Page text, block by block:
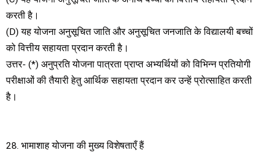
करती है।
(D) यह योजना अनुसूचित जाति और अनुसूचित जनजाति के विद्यालयी बच्चों
को वित्तीय सहायता प्रदान करती है।
उत्तर- (*) अनुप्रति योजना पात्रता प्राप्त अभ्यर्थियों को विभिन्न प्रतियोगी
परीक्षाओं की तैयारी हेतु आर्थिक सहायता प्रदान कर उन्हें प्रोत्साहित करती
है।
28. भामाशाह योजना की मुख्य विशेषताएँ हैं